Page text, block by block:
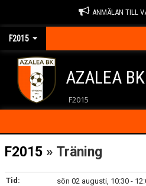
ANMÄLAN TILL
F2015
AZALEA BK
F2015
HEM
KALENDER
F2015 » Träning
Tid:
sön 02 augusti, 10:30 -